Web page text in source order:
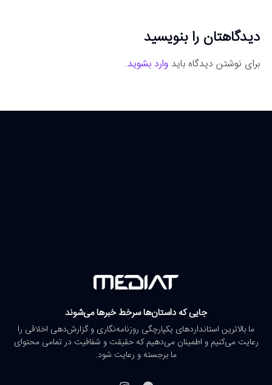
دیدگاهتان را بنویسید
برای نوشتن دیدگاه باید وارد بشوید.
جایی که داستان‌ها سرخط خبرها می‌شوند
ما بالاترین استانداردهای یکپارچگی روزنامه‌نگاری و گزارش‌دهی اخلاقی را
رعایت می‌کنیم و اطمینان می‌دهیم که حقیقت و شفافیت در تمامی محتوای
ما برجسته و رعایت شود.